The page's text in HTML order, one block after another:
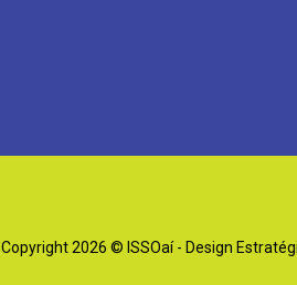
Copyright 2026 © ISSOaí - Design